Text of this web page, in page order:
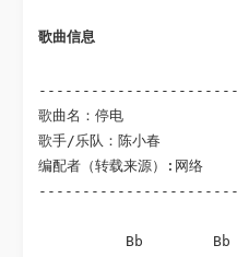
歌曲信息
歌曲名：停电
歌手/乐队：陈小春
编配者（转载来源）:网络
          Bb        Bb